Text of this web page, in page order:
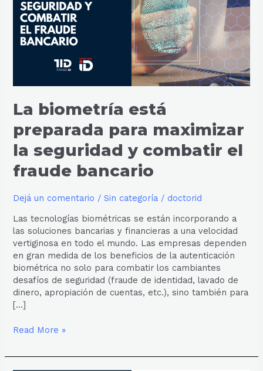
La biometría está
preparada para maximizar
la seguridad y combatir el
fraude bancario
Dejá un comentario /Sin categoría / doctorid
Las tecnologías biométricas se están incorporando a
las soluciones bancarias y financieras a una velocidad
vertiginosa en todo el mundo. Las empresas dependen
en gran medida de los beneficios de la autenticación
biométrica no solo para combatir los cambiantes
desafíos de seguridad (fraude de identidad, lavado de
dinero, apropiación de cuentas, etc.), sino también para
[…]
para
maximizar
seguridad
bancario
Read More »